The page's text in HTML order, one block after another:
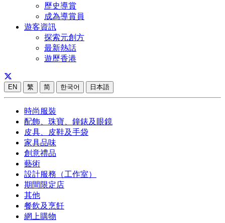
歷史導賞
成為導賞員
遊客資訊
探索元創方
最新熱話
遊歷香港
EN 繁 简 한국어 日本語
時尚服裝
配飾、珠寶、鐘錶及眼鏡
皮具、皮鞋及手袋
家具品味
創意禮品
藝術
設計服務（工作室）
期間限定店
其他
餐飲及烹飪
網上購物